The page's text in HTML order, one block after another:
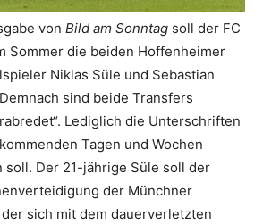
von Bild am Sonntag soll der FC
Sommer die beiden Hoffenheimer
Niklas Süle und Sebastian
sind beide Transfers
Lediglich die Unterschriften
Tagen und Wochen
soll. Der 21-jährige Süle soll der
der Münchner
sich mit dem dauerverletzten